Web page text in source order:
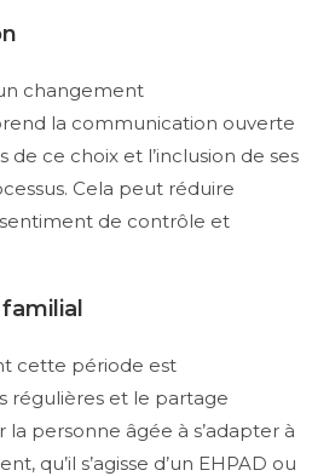
changement
la communication ouverte
de ce choix et l’inclusion de ses
Cela peut réduire
sentiment de contrôle et
cette période est
régulières et le partage
la personne âgée à s’adapter à
qu’il s’agisse d’un EHPAD ou